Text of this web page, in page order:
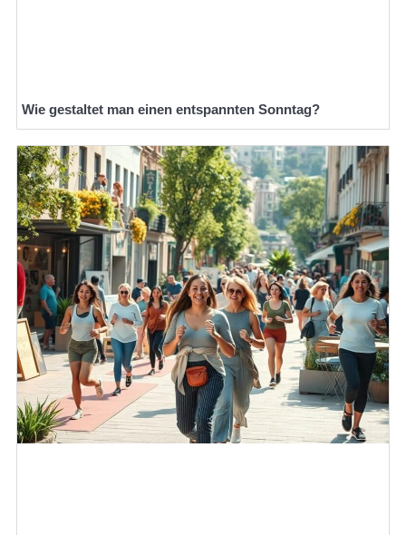
Wie gestaltet man einen entspannten Sonntag?